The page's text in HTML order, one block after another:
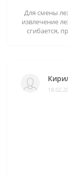
Для смены
извлечение
сгибается,